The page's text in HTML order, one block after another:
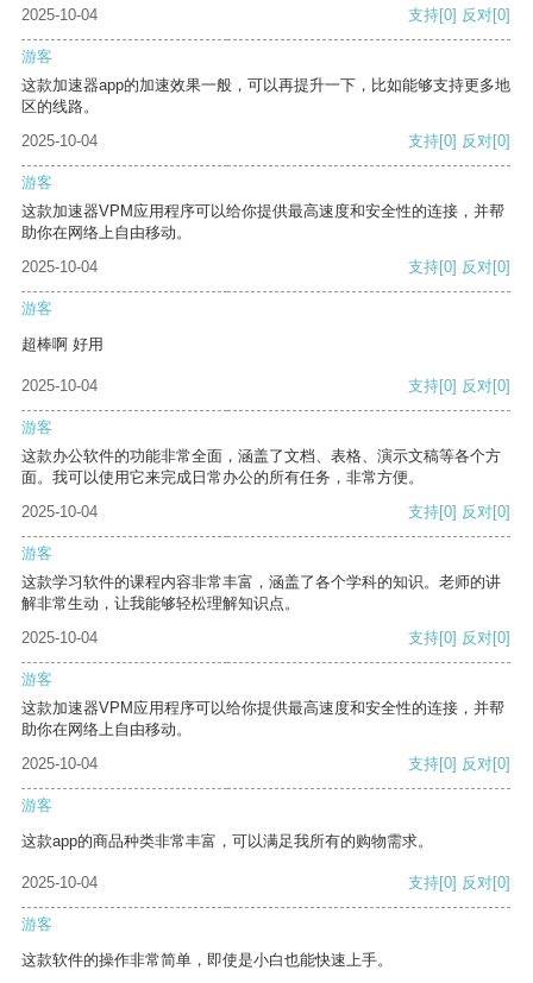
2025-10-04 支持[0] 反对[0]
游客
这款加速器app的加速效果一般，可以再提升一下，比如能够支持更多地
区的线路。
2025-10-04
支持[0] 反对[0]
游客
这款加速器VPM应用程序可以给你提供最高速度和安全性的连接，并帮
助你在网络上自由移动。
2025-10-04
支持[0] 反对[0]
游客
超棒啊 好用
2025-10-04 支持[0] 反对[0]
游客
这款办公软件的功能非常全面，涵盖了文档、表格、演示文稿等各个方
面。我可以使用它来完成日常办公的所有任务，非常方便。
2025-10-04
支持[0] 反对[0]
游客
这款学习软件的课程内容非常丰富，涵盖了各个学科的知识。老师的讲
解非常生动，让我能够轻松理解知识点。
2025-10-04
支持[0] 反对[0]
游客
这款加速器VPM应用程序可以给你提供最高速度和安全性的连接，并帮
助你在网络上自由移动。
2025-10-04
支持[0] 反对[0]
游客
这款app的商品种类非常丰富，可以满足我所有的购物需求。
2025-10-04 支持[0] 反对[0]
游客
这款软件的操作非常简单，即使是小白也能快速上手。